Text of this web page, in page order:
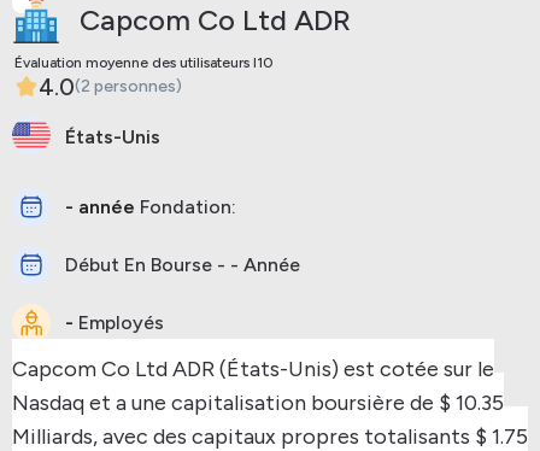
Capcom Co Ltd ADR
Évaluation moyenne des utilisateurs I10
4.0(2 personnes)
États-Unis
- année Fondation:
Début En Bourse - - Année
- Employés
Capcom Co Ltd ADR (États-Unis) est cotée sur le
Nasdaq et a une capitalisation boursière de $ 10.35
Milliards, avec des capitaux propres totalisants $ 1.75